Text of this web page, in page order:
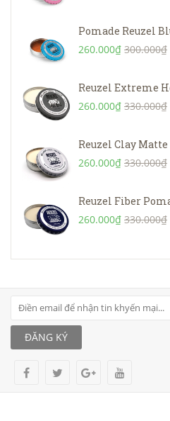
Pomade Reuzel
260.000₫ 300.000₫
Reuzel Extreme
260.000₫ 330.000₫
Reuzel Clay
260.000₫ 330.000₫
Reuzel Fiber
260.000₫ 330.000₫
ĐĂNG KÝ